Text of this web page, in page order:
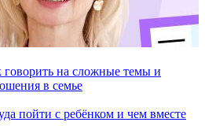
на сложные темы и
в семье
пойти с ребёнком и чем вместе